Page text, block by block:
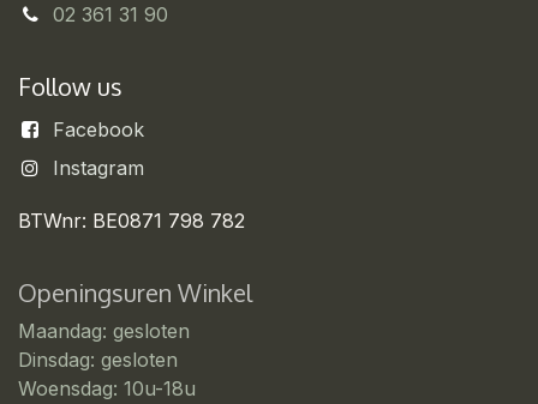
02 361 31 90
Follow us
Facebook
Instagram
BTWnr: BE0871 798 782
Openingsuren Winkel
Maandag: gesloten
Dinsdag: gesloten
Woensdag: 10u-18u